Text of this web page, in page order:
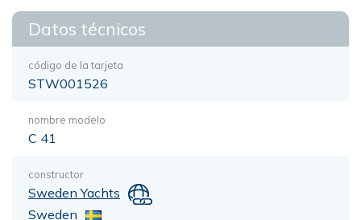
Datos técnicos
código de la tarjeta
STW001526
nombre modelo
C 41
constructor
Sweden Yachts
Sweden